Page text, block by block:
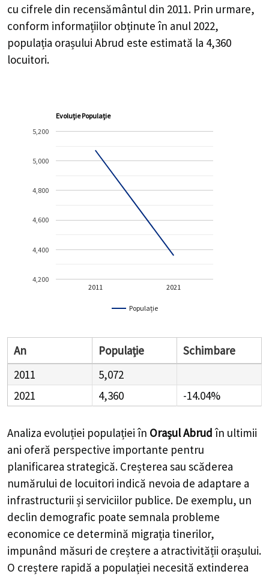
cu cifrele din recensământul din 2011. Prin urmare,
conform informațiilor obținute în anul 2022,
populația orașului Abrud este estimată la 4,360
locuitori.
Evoluție Populație
Populație
2011 2021
4,200
4,400
4,600
4,800
5,000
5,200
An Populație
Schimbare
2011
5,072
2021
4,360 -14.04%
Analiza evoluției populației în Orașul Abrud în ultimii
ani oferă perspective importante pentru
planificarea strategică. Creșterea sau scăderea
numărului de locuitori indică nevoia de adaptare a
infrastructurii și serviciilor publice. De exemplu, un
declin demografic poate semnala probleme
economice ce determină migrația tinerilor,
impunând măsuri de creștere a atractivității orașului.
O creștere rapidă a populației necesită extinderea